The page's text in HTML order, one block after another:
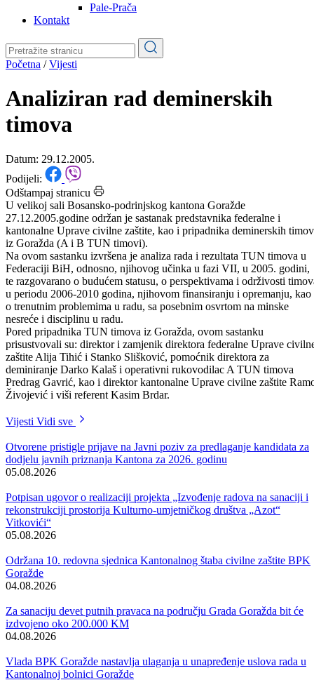
Općine
Pale-Prača
Kontakt
Početna/ Vijesti
Analiziran rad deminerskih
timova
Datum: 29.12.2005.
Podijeli:
Odštampaj stranicu
U velikoj sali Bosansko-podrinjskog
kantona Goražde 27.12.2005.godine
održan je sastanak predstavnika
i kantonalne Uprave civilne zaštite, kao i
pripadnika deminerskih timova iz
Goražda (A i B TUN timovi).
rada i rezultata TUN timova u Federaciji BiH, odnosno, njihovog
učinka u fazi VII, u 2005. godini, te razgovarano o budućem statusu,
perspektivama i održivosti timova u periodu 2006-2010 godina,
njihovom finansiranju i opremanju, kao i o trenutnim problemima u
radu, sa posebnim osvrtom na minske nesreće i disciplinu u radu.
Pored pripadnika TUN timova iz Goražda, ovom sastanku
zaštite Alija Tihić i Stanko Slišković, pomoćnik direktora za
Predrag Gavrić, kao i direktor kantonalne Uprave civilne zaštite
Živojević i viši referent Kasim Brdar.